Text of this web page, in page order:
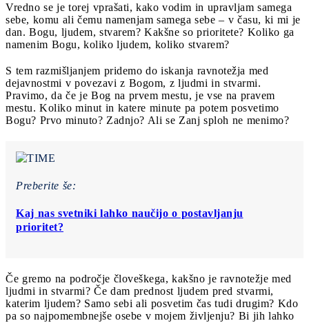
Vredno se je torej vprašati, kako vodim in upravljam samega
sebe, komu ali čemu namenjam samega sebe – v času, ki mi je
dan. Bogu, ljudem, stvarem? Kakšne so prioritete? Koliko ga
namenim Bogu, koliko ljudem, koliko stvarem?
S tem razmišljanjem pridemo do iskanja ravnotežja med
dejavnostmi v povezavi z Bogom, z ljudmi in stvarmi.
Pravimo, da če je Bog na prvem mestu, je vse na pravem
mestu. Koliko minut in katere minute pa potem posvetimo
Bogu? Prvo minuto? Zadnjo? Ali se Zanj sploh ne menimo?
Preberite še:
Kaj nas svetniki lahko naučijo o postavljanju
prioritet?
Če gremo na področje človeškega, kakšno je ravnotežje med
ljudmi in stvarmi? Če dam prednost ljudem pred stvarmi,
katerim ljudem? Samo sebi ali posvetim čas tudi drugim? Kdo
pa so najpomembnejše osebe v mojem življenju? Bi jih lahko